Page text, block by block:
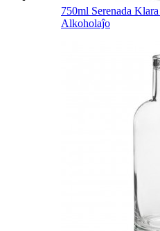
750ml Serenada
Alkoholaĵo